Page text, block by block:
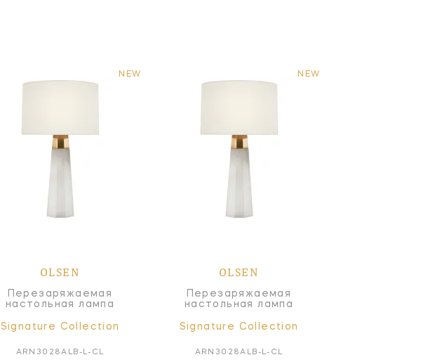
NEW
OLSEN
Перезаряжаемая
настольная лампа
Signature Collection
ARN3028ALB-L-CL
NEW
OLSEN
Перезаряжаемая
настольная лампа
Signature Collection
ARN3028ALB-L-CL